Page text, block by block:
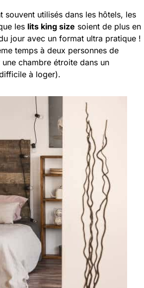
souvent utilisés dans les hôtels, les
les lits king size soient de plus en
jour avec un format ultra pratique !
temps à deux personnes de
chambre étroite dans un
à loger).